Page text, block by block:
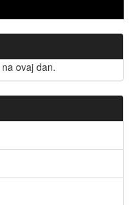
ovaj dan.